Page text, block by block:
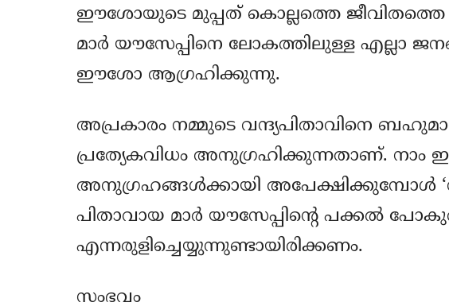
ഈശോയുടെ മുപ്പത് കൊല്ലത്തെ ജീവിതത്തെ
മാര്‍ യൗസേപ്പിനെ ലോകത്തിലുള്ള എല്ലാ
ഈശോ ആഗ്രഹിക്കുന്നു.
അപ്രകാരം നമ്മുടെ വന്ദ്യപിതാവിനെ
പ്രത്യേകവിധം അനുഗ്രഹിക്കുന്നതാണ്.
അനുഗ്രഹങ്ങള്‍ക്കായി അപേക്ഷിക്കുമ്പോള്‍
പിതാവായ മാര്‍ യൗസേപ്പിന്‍റെ പക്കല്‍
എന്നരുളിച്ചെയ്യുന്നുണ്ടായിരിക്കണം.
സംഭവം